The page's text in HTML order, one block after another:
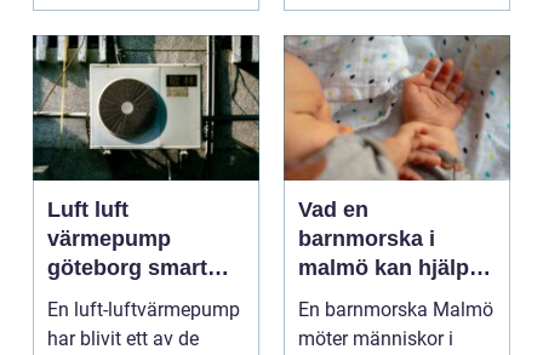
Luft luft
värmepump
göteborg smart
värme för
kustklimat
En luft-luftvärmepump
har blivit ett av de
Vad en
barnmorska i
malmö kan hjälpa
till med genom
livets olika faser
En barnmorska Malmö
möter människor i